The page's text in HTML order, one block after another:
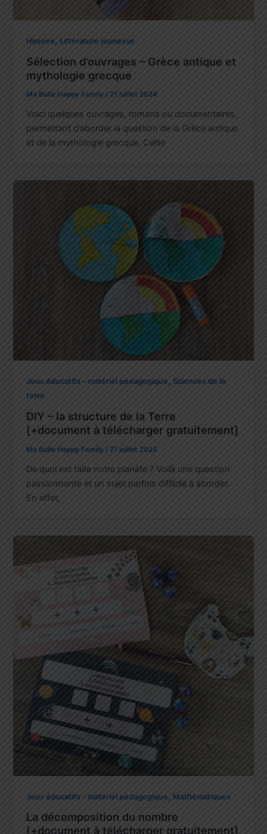
Histoire, Littérature jeunesse
Sélection d’ouvrages – Grèce antique et
mythologie grecque
Ma Bulle Happy Family/21 juillet 2024
Voici quelques ouvrages, romans ou documentaires,
permettant d’aborder la question de la Grèce antique
et de la mythologie grecque. Cette
Jeux éducatifs - matériel pédagogique,Sciences de la
terre
DIY – la structure de la Terre
[+document à télécharger gratuitement]
Ma Bulle Happy Family / 21 juillet 2024
De quoi est faite notre planète ? Voilà une question
passionnante et un sujet parfois difficile à aborder.
En effet,
Jeux éducatifs - matériel pédagogique, Mathématiques
La décomposition du nombre
[+document à télécharger gratuitement]